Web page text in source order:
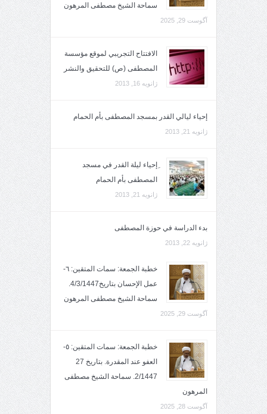
سماحة الشيخ مصطفى المرهون
آگوست 29, 2025
الافتتاح التجريبي لموقع مؤسسة
المصطفى (ص) للتحقيق والنشر
ژانویه 16, 2013
إحياء ليالي القدر بمسجد المصطفى بأم الحمام
ژانویه 21, 2013
ِإحياء ليلة القدر في مسجد
المصطفى بأم الحمام
ژانویه 21, 2013
بدء الدراسة في حوزة المصطفى
ژانویه 22, 2013
خطبة الجمعة: سمات المتقين: ٦-
عمل الإحسان بتاريخ4/3/1447.
سماحة الشيخ مصطفى المرهون
آگوست 29, 2025
خطبة الجمعة: سمات المتقين: ٥-
العفو عند المقدرة. بتاريخ 27
2/1447. سماحة الشيخ مصطفى
المرهون
آگوست 28, 2025